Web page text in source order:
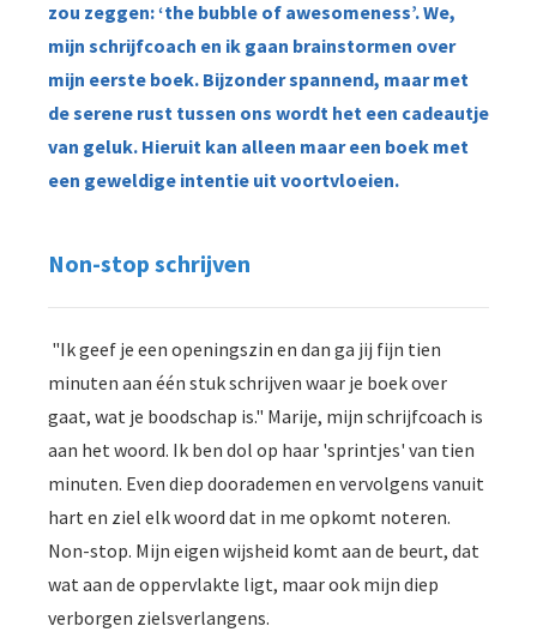
zou zeggen: ‘the bubble of awesomeness’. We,
mijn schrijfcoach en ik gaan brainstormen over
mijn eerste boek. Bijzonder spannend, maar met
de serene rust tussen ons wordt het een cadeautje
van geluk. Hieruit kan alleen maar een boek met
een geweldige intentie uit voortvloeien.
Non-stop schrijven
"Ik geef je een openingszin en dan ga jij fijn tien
minuten aan één stuk schrijven waar je boek over
gaat, wat je boodschap is." Marije, mijn schrijfcoach is
aan het woord. Ik ben dol op haar 'sprintjes' van tien
minuten. Even diep doorademen en vervolgens vanuit
hart en ziel elk woord dat in me opkomt noteren.
Non-stop. Mijn eigen wijsheid komt aan de beurt, dat
wat aan de oppervlakte ligt, maar ook mijn diep
verborgen zielsverlangens.